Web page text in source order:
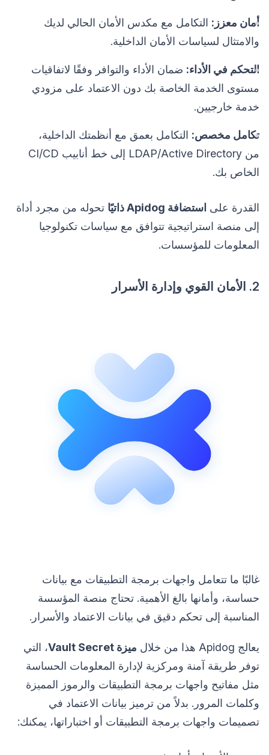
أمان معزز: التكامل مع مكدس الأمان الحالي لديك
والامتثال لسياسات الأمان الداخلية.
التحكم في الأداء: ضمان الأداء والتوافر وفقًا لاتفاقيات
مستوى الخدمة الخاصة بك دون الاعتماد على مزودي
خدمة خارجيين.
تكامل مخصص: التكامل بعمق مع أنظمتك الداخلية،
من LDAP/Active Directory إلى خط أنابيب CI/CD
الخاص بك.
القدرة على استضافة Apidog ذاتيًا
تحوله من مجرد أداة
إلى منصة استراتيجية تتوافق مع سياسات تكنولوجيا
المعلومات للمؤسسات.
2. الأمان القوي وإدارة الأسرار
غالبًا ما تتعامل واجهات برمجة التطبيقات مع بيانات
حساسة، وأمانها بالغ الأهمية. تحتاج منصة المؤسسة
المناسبة إلى تحكم دقيق في بيانات الاعتماد والأسرار.
يعالج Apidog هذا من خلال ميزة Vault Secret
، التي
توفر طريقة آمنة ومركزية لإدارة المعلومات الحساسة
مثل مفاتيح واجهات برمجة التطبيقات والرموز المميزة
وكلمات المرور. بدلاً من ترميز بيانات الاعتماد في
تصميمات واجهات برمجة التطبيقات أو اختباراتها، يمكنك: